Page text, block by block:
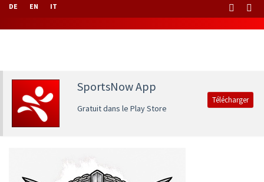
DE EN IT
SportsNow App
Gratuit dans le Play Store
Télécharger